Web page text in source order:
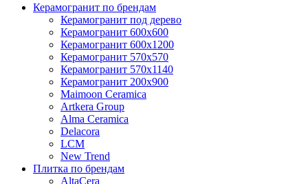
Керамогранит по брендам
Керамогранит под дерево
Керамогранит 600x600
Керамогранит 600x1200
Керамогранит 570x570
Керамогранит 570x1140
Керамогранит 200x900
Maimoon Ceramica
Artkera Group
Alma Ceramica
Delacora
LCM
New Trend
Плитка по брендам
AltaCera